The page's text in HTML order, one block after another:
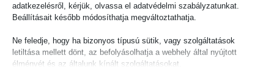
étkezési addikció, nem alvás, pici gyerekek, betegség,
karácsony, húsvét sorban. Azt gondolom hogy
mindenkinek egyformán megy. Mindenkit a saját értékei /
élete / élethelyzete alapján kell ÉRTÉKELNI […]
adatkezelésről, kérjük, olvassa el adatvédelmi szabályzatunkat.
Beállításait később módosíthatja megváltoztathatja.
Ne feledje, hogy ha bizonyos típusú sütik, vagy szolgáltatások
letiltása mellett dönt, az befolyásolhatja a webhely által nyújtott
élményét és az általunk kínált szolgáltatásokat.